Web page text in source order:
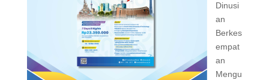
Dinusi
an
Berkes
empat
an
Mengu